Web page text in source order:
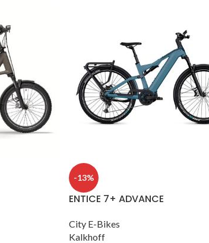
-13%
ENTICE 7+ ADVANCE
City E-Bikes
Kalkhoff